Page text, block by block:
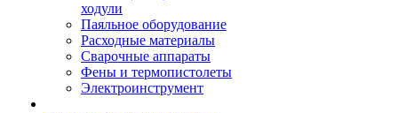
ходули
Паяльное оборудование
Расходные материалы
Сварочные аппараты
Фены и термопистолеты
Электроинструмент